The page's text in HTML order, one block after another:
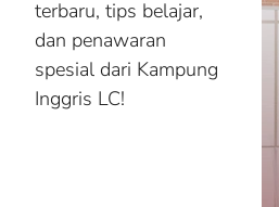
terbaru, tips belajar,
dan penawaran
spesial dari Kampung
Inggris LC!